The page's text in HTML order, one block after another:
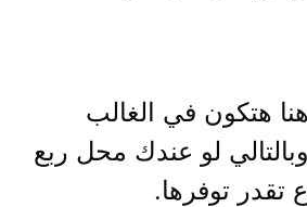
هنا هتكون في الغالب
لو عندك محل ربع
تقدر توفرها.